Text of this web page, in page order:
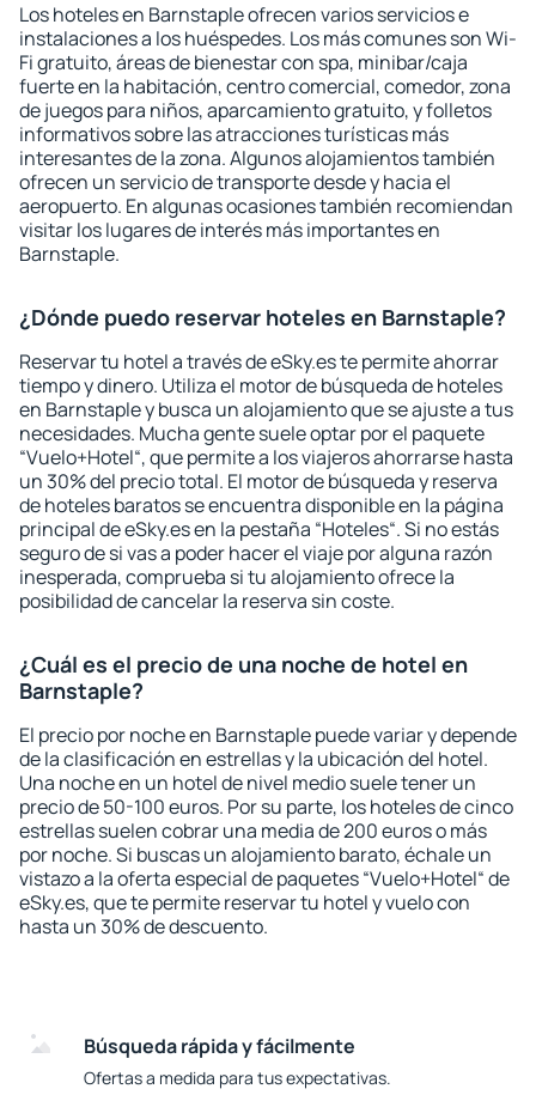
Los hoteles en Barnstaple ofrecen varios servicios e
instalaciones a los huéspedes. Los más comunes son Wi-
Fi gratuito, áreas de bienestar con spa, minibar/caja
fuerte en la habitación, centro comercial, comedor, zona
de juegos para niños, aparcamiento gratuito, y folletos
informativos sobre las atracciones turísticas más
interesantes de la zona. Algunos alojamientos también
ofrecen un servicio de transporte desde y hacia el
aeropuerto. En algunas ocasiones también recomiendan
visitar los lugares de interés más importantes en
Barnstaple.
¿Dónde puedo reservar hoteles en Barnstaple?
Reservar tu hotel a través de eSky.es te permite ahorrar
tiempo y dinero. Utiliza el motor de búsqueda de hoteles
en Barnstaple y busca un alojamiento que se ajuste a tus
necesidades. Mucha gente suele optar por el paquete
“Vuelo+Hotel“, que permite a los viajeros ahorrarse hasta
un 30% del precio total. El motor de búsqueda y reserva
de hoteles baratos se encuentra disponible en la página
principal de eSky.es en la pestaña “Hoteles“. Si no estás
seguro de si vas a poder hacer el viaje por alguna razón
inesperada, comprueba si tu alojamiento ofrece la
posibilidad de cancelar la reserva sin coste.
¿Cuál es el precio de una noche de hotel en
Barnstaple?
El precio por noche en Barnstaple puede variar y depende
de la clasificación en estrellas y la ubicación del hotel.
Una noche en un hotel de nivel medio suele tener un
precio de 50-100 euros. Por su parte, los hoteles de cinco
estrellas suelen cobrar una media de 200 euros o más
por noche. Si buscas un alojamiento barato, échale un
vistazo a la oferta especial de paquetes “Vuelo+Hotel“ de
eSky.es, que te permite reservar tu hotel y vuelo con
hasta un 30% de descuento.
Búsqueda rápida y fácilmente
Ofertas a medida para tus expectativas.